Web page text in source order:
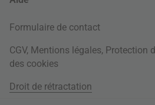
Formulaire de contact
CGV, Mentions légales, Protection
des cookies
Droit de rétractation